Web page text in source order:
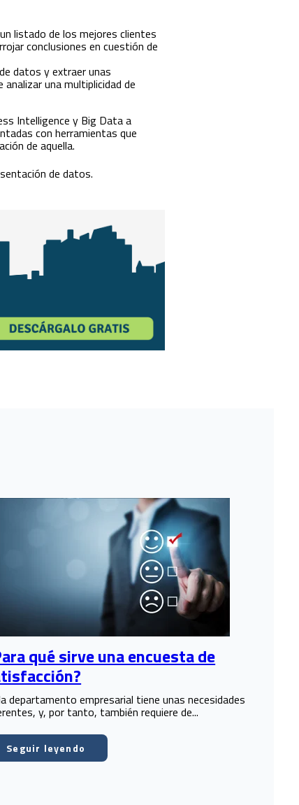
listado de los mejores clientes
conclusiones en cuestión de
datos y extraer unas
una multiplicidad de
Intelligence y Big Data a
con herramientas que
de aquella.
de datos.
qué sirve una encuesta de
departamento empresarial tiene unas necesidades
y, por tanto, también requiere de...
Seguir leyendo